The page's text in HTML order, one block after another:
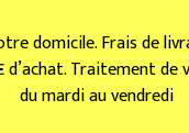
domicile. Frais de
d’achat. Traitement de
du mardi au vendredi